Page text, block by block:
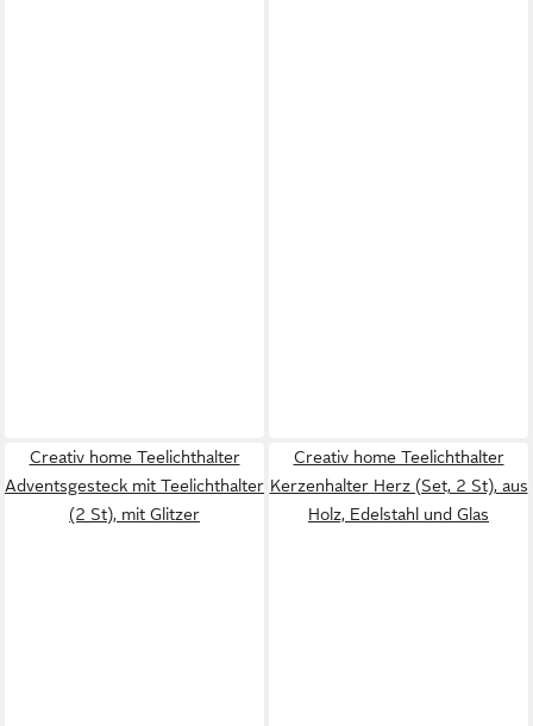
Creativ home Teelichthalter
Adventsgesteck mit Teelichthalter
(2 St), mit Glitzer
Creativ home Teelichthalter
Kerzenhalter Herz (Set, 2 St), aus
Holz, Edelstahl und Glas